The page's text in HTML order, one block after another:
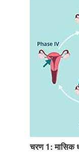
चरण 1: मासिक